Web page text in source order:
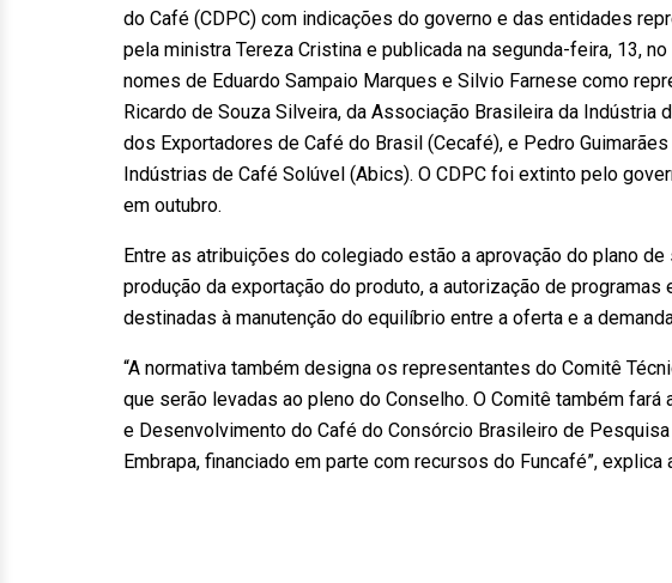
do Café (CDPC) com indicações do governo e das entidades
pela ministra Tereza Cristina e publicada na segunda-feira, 13,
nomes de Eduardo Sampaio Marques e Silvio Farnese como
Ricardo de Souza Silveira, da Associação Brasileira da Indústria
dos Exportadores de Café do Brasil (Cecafé), e Pedro
Indústrias de Café Solúvel (Abics). O CDPC foi extinto pelo
em outubro.
Entre as atribuições do colegiado estão a aprovação do plano
produção da exportação do produto, a autorização de
destinadas à manutenção do equilíbrio entre a oferta e a
“A normativa também designa os representantes do Comitê
que serão levadas ao pleno do Conselho. O Comitê também
e Desenvolvimento do Café do Consórcio Brasileiro de
Embrapa, financiado em parte com recursos do Funcafé”, explica